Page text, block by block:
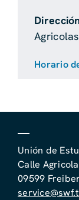
Horario
Unión de
Calle
09599